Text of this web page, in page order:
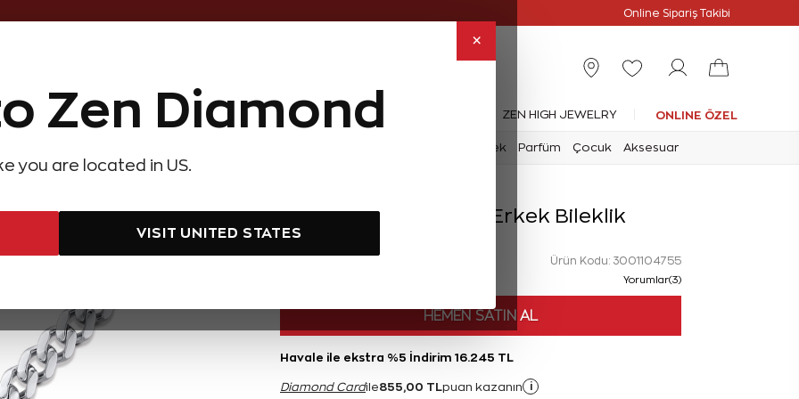
×
Zen Diamond
you are located in US.
VISIT UNITED STATES
Online Sipariş Takibi
Hediye Önerileri Evlilik Teklifi Setler Özel Koleksiyonlar ZEN HIGH JEWELRY ONLINE ÖZEL
Erkek Parfüm Çocuk Aksesuar
Pırlanta Gümüş Erkek Bileklik
Ürün Kodu: 3001104755
Yorumlar(3)
HEMEN SATIN AL
Havale ile ekstra %5 İndirim 16.245 TL
Diamond Cardile855,00 TL puan kazanın i